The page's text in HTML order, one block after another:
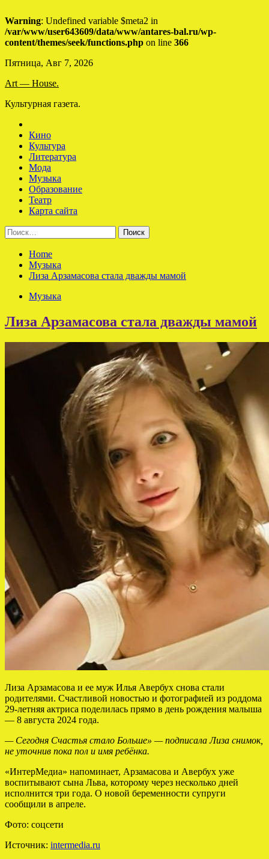
Warning: Undefined variable $meta2 in
/var/www/user643609/data/www/antares-bal.ru/wp-
content/themes/seek/functions.php on line 366
Skip
content
Пятница, Авг 7, 2026
Art — House.
Культурная газета.
Кино
Культура
Литература
Мода
Музыка
Образование
Театр
Карта сайта
Найти:
Home
Музыка
Лиза Арзамасова стала дважды мамой
Музыка
Лиза Арзамасова стала дважды мамой
Лиза Арзамасова и ее муж Илья Авербух снова стали
родителями. Счастливой новостью и фотографией из роддома
29-летняя актриса поделилась прямо в день рождения малыша
— 8 августа 2024 года.
— Сегодня Счастья стало Больше» — подписала Лиза снимок,
не уточнив пока пол и имя ребёнка.
«ИнтерМедиа» напоминает, Арзамасова и Авербух уже
воспитывают сына Льва, которому через несколько дней
исполнится три года. О новой беременности супруги
сообщили в апреле.
Фото: соцсети
Источник: intermedia.ru